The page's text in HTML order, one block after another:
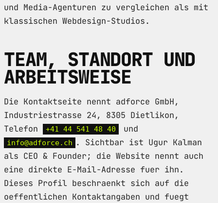
und Media-Agenturen zu vergleichen als mit
klassischen Webdesign-Studios.
TEAM, STANDORT UND
ARBEITSWEISE
Die Kontaktseite nennt adforce GmbH,
Industriestrasse 24, 8305 Dietlikon,
Telefon
+41 44 541 48 40 und
info@adforce.ch . Sichtbar ist Ugur Kalman
als CEO & Founder; die Website nennt auch
eine direkte E-Mail-Adresse fuer ihn.
Dieses Profil beschraenkt sich auf die
oeffentlichen Kontaktangaben und fuegt